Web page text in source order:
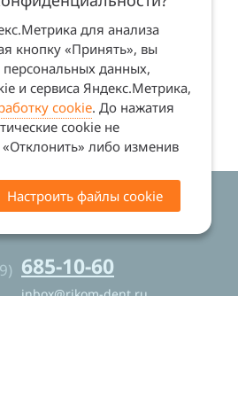
(ст. 437 ГК
685-10-60
inbox@rikom-dent.ru
для анализа
кнопку «Принять», вы
данных,
и сервиса Яндекс.Метрика,
cookie. До нажатия
cookie не
либо изменив
Настроить файлы cookie